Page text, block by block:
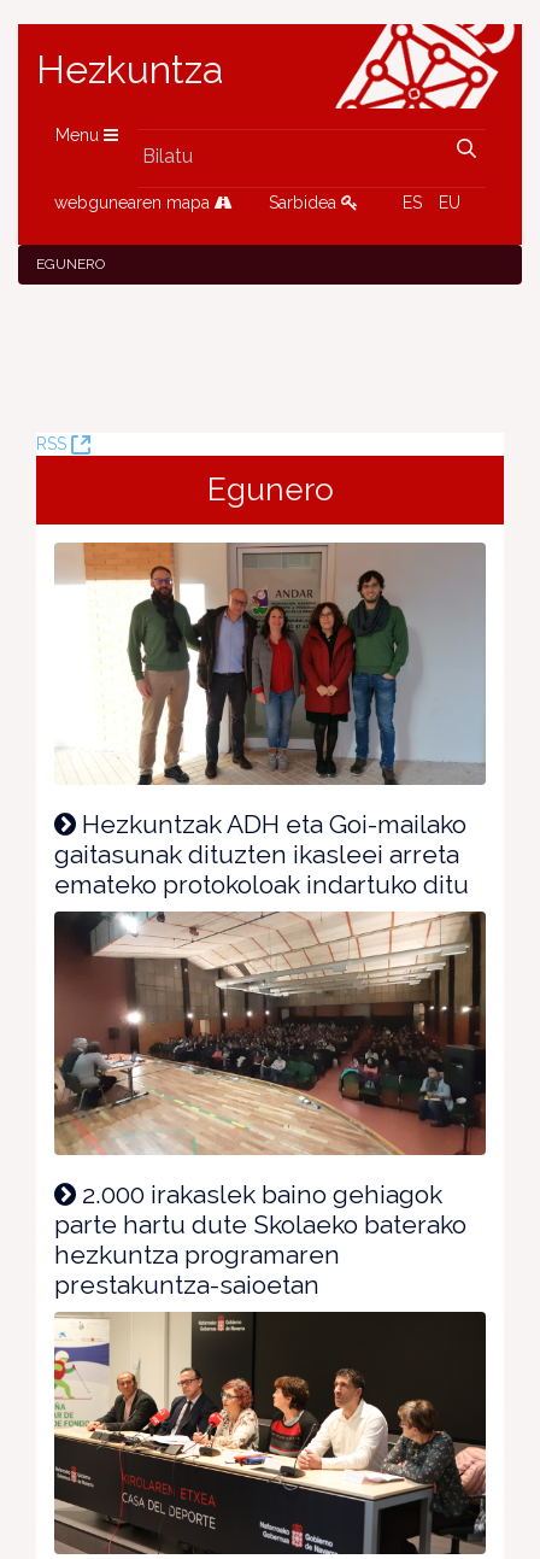
Hezkuntza
Menu
webgunearen mapa Sarbidea ES EU
EGUNERO
RSS
(Leiho
Egunero
Hezkuntzak ADH eta Goi-mailako
gaitasunak dituzten ikasleei arreta
emateko protokoloak indartuko ditu
2.000 irakaslek baino gehiagok
parte hartu dute Skolaeko baterako
hezkuntza programaren
prestakuntza-saioetan